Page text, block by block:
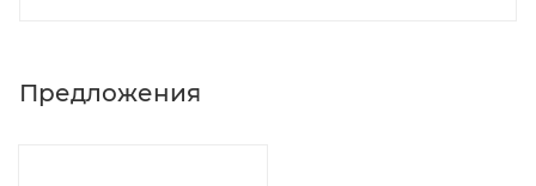
Предложения